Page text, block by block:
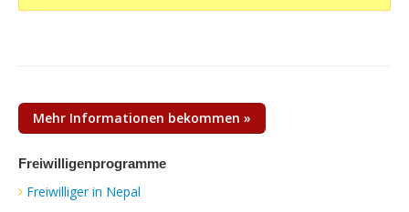
Mehr Informationen bekommen »
Freiwilligenprogramme
Freiwilliger in Nepal